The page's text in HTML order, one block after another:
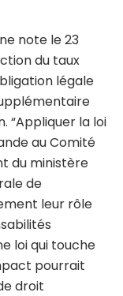
note le 23
du taux
légale
“Appliquer la loi
au Comité
du ministère
de
leur rôle
loi qui touche
pourrait
droit